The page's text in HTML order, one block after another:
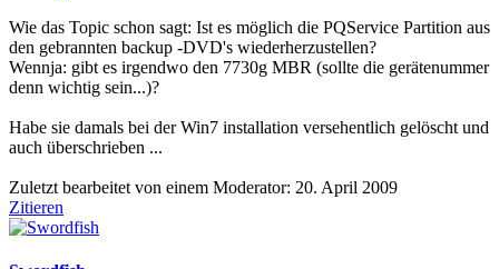
Wie das Topic schon sagt: Ist es möglich die PQService Partition aus
den gebrannten backup -DVD's wiederherzustellen?
Wennja: gibt es irgendwo den 7730g MBR (sollte die gerätenummer
denn wichtig sein...)?
Habe sie damals bei der Win7 installation versehentlich gelöscht und
auch überschrieben ...
Zuletzt bearbeitet von einem Moderator: 20. April 2009
Zitieren